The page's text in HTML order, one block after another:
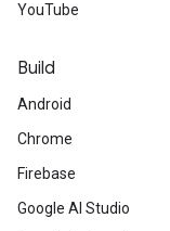
YouTube
Build
Android
Chrome
Firebase
Google AI Studio